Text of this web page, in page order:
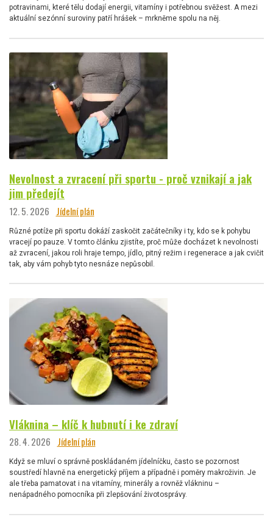
potravinami, které tělu dodají energii, vitamíny i potřebnou svěžest. A mezi
aktuální sezónní suroviny patří hrášek – mrkněme spolu na něj.
Nevolnost a zvracení při sportu - proč vznikají a jak
jim předejít
12. 5. 2026 Jídelní plán
Různé potíže při sportu dokáží zaskočit začátečníky i ty, kdo se k pohybu
vracejí po pauze. V tomto článku zjistíte, proč může docházet k nevolnosti
až zvracení, jakou roli hraje tempo, jídlo, pitný režim i regenerace a jak cvičit
tak, aby vám pohyb tyto nesnáze nepůsobil.
Vláknina – klíč k hubnutí i ke zdraví
28. 4. 2026 Jídelní plán
Když se mluví o správně poskládaném jídelníčku, často se pozornost
soustředí hlavně na energetický příjem a případně i poměry makroživin. Je
ale třeba pamatovat i na vitamíny, minerály a rovněž vlákninu –
nenápadného pomocníka při zlepšování životosprávy.